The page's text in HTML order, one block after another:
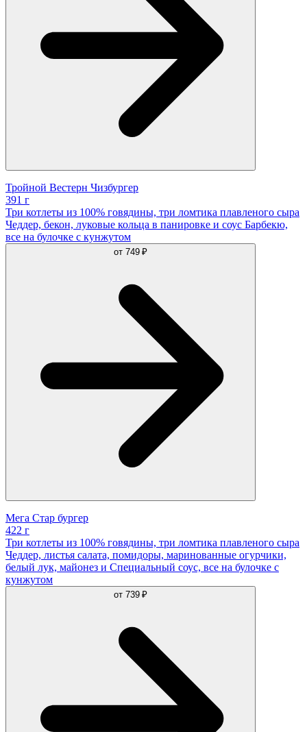
Тройной Вестерн Чизбургер
391 г
Три котлеты из 100% говядины, три ломтика плавленого сыра
Чеддер, бекон, луковые кольца в панировке и соус Барбекю,
все на булочке с кунжутом
от 749 ₽
Мега Стар бургер
422 г
Три котлеты из 100% говядины, три ломтика плавленого сыра
Чеддер, листья салата, помидоры, маринованные огурчики,
белый лук, майонез и Специальный соус, все на булочке с
кунжутом
от 739 ₽